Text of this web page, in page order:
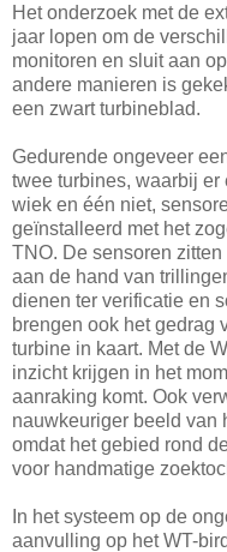
Het onderzoek met de
jaar lopen om de
monitoren en sluit aan
andere manieren is
een zwart turbineblad.
Gedurende ongeveer
twee turbines, waarbij er
wiek en één niet,
geïnstalleerd met het
TNO. De sensoren
aan de hand van
dienen ter verificatie en
brengen ook het gedrag
turbine in kaart. Met de
inzicht krijgen in het
aanraking komt. Ook
nauwkeuriger beeld van
omdat het gebied rond
voor handmatige
In het systeem op de
aanvulling op het WT-